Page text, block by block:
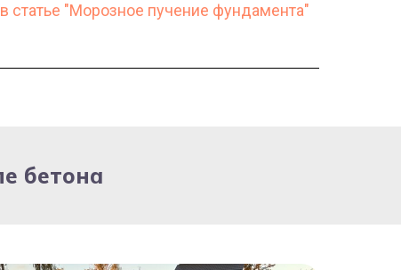
в статье "Морозное пучение фундамента"
бетона